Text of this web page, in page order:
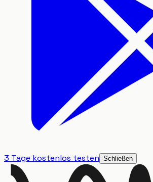
3 Tage kostenlos testen Schließen